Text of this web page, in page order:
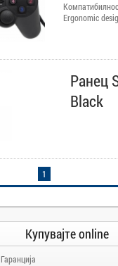
Ergonomic
Ранец
Black
1
Купувајте online
Гаранција